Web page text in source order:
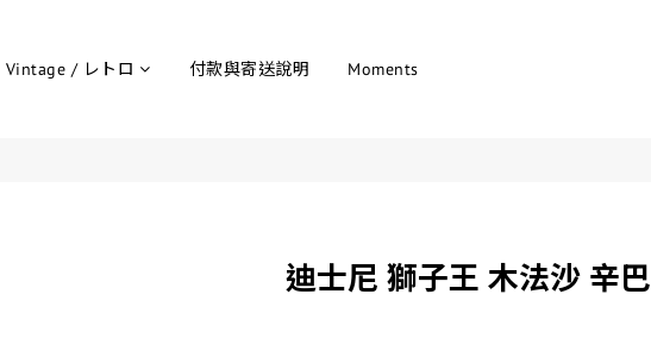
Vintage / レトロ 付款與寄送說明 Moments
迪士尼 獅子王 木法沙 辛巴